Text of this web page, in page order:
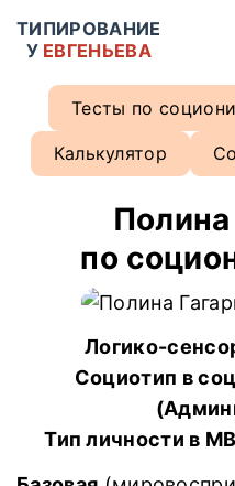
ТИПИРОВАНИЕ
У ЕВГЕНЬЕВА
Тесты по
Калькулятор
Полина
по
Логико-
Социотип в
Тип личности в